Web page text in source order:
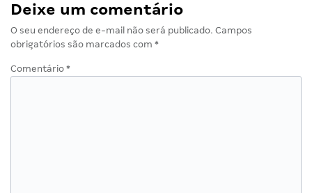
Deixe um comentário
O seu endereço de e-mail não será publicado. Campos
obrigatórios são marcados com *
Comentário *